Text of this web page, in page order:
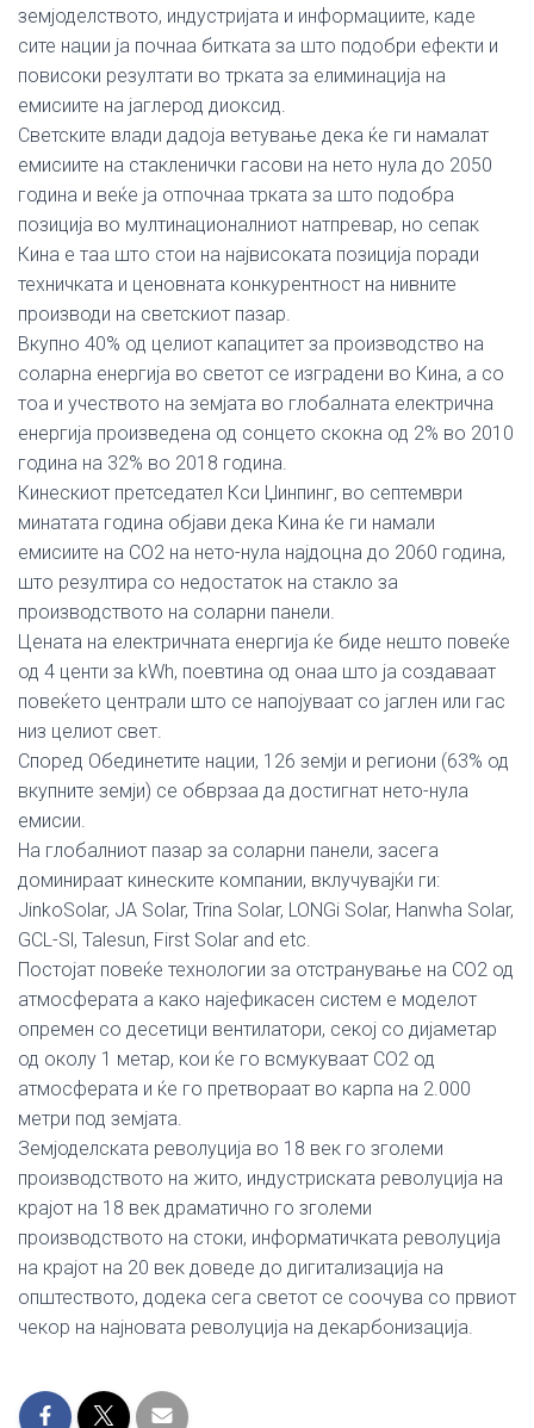
земјоделството, индустријата и информациите, каде
сите нации ја почнаа битката за што подобри ефекти и
повисоки резултати во трката за елиминација на
емисиите на јаглерод диоксид.
Светските влади дадоја ветување дека ќе ги намалат
емисиите на стакленички гасови на нето нула до 2050
година и веќе ја отпочнаа трката за што подобра
позиција во мултинационалниот натпревар, но сепак
Кина е таа што стои на највисоката позиција поради
техничката и ценовната конкурентност на нивните
производи на светскиот пазар.
Вкупно 40% од целиот капацитет за производство на
соларна енергија во светот се изградени во Кина, а со
тоа и учеството на земјата во глобалната електрична
енергија произведена од сонцето скокна од 2% во 2010
година на 32% во 2018 година.
Кинескиот претседател Кси Џинпинг, во септември
минатата година објави дека Кина ќе ги намали
емисиите на СО2 на нето-нула најдоцна до 2060 година,
што резултира со недостаток на стакло за
производството на соларни панели.
Цената на електричната енергија ќе биде нешто повеќе
од 4 центи за kWh, поевтина од онаа што ја создаваат
повеќето централи што се напојуваат со јаглен или гас
низ целиот свет.
Според Обединетите нации, 126 земји и региони (63% од
вкупните земји) се обврзаа да достигнат нето-нула
емисии.
На глобалниот пазар за соларни панели, засега
доминираат кинеските компании, вклучувајќи ги:
JinkoSolar, JA Solar, Trina Solar, LONGi Solar, Hanwha Solar,
GCL-Sl, Talesun, First Solar and etc.
Постојат повеќе технологии за отстранување на СО2 од
атмосферата а како најефикасен систем е моделот
опремен со десетици вентилатори, секој со дијаметар
од околу 1 метар, кои ќе го всмукуваат СО2 од
атмосферата и ќе го претвораат во карпа на 2.000
метри под земјата.
Земјоделската револуција во 18 век го зголеми
производството на жито, индустриската револуција на
крајот на 18 век драматично го зголеми
производството на стоки, информатичката револуција
на крајот на 20 век доведе до дигитализација на
општеството, додека сега светот се соочува со првиот
чекор на најновата револуција на декарбонизација.